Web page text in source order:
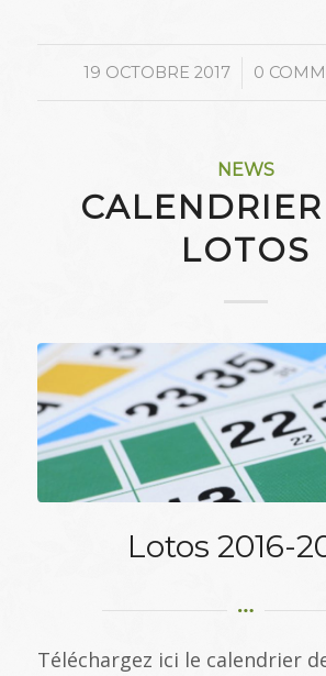
19 OCTOBRE 2017
/ 0
NEWS
LOTOS
Lotos 2016-
Téléchargez ici le calendrier